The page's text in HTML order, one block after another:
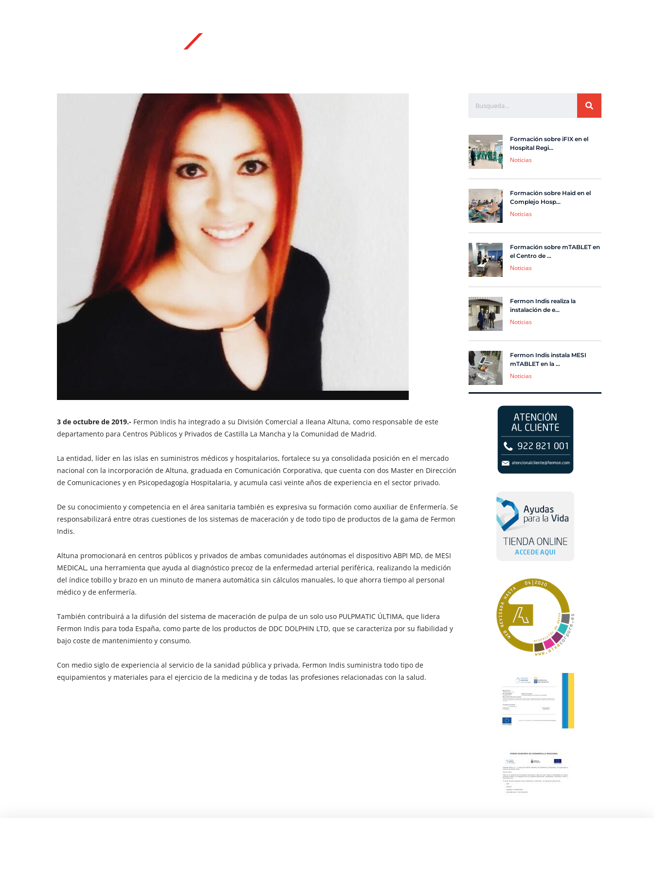
3 de octubre de 2019.- Fermon Indis ha integrado a su División Comercial a Ileana Altuna, como responsable de este
departamento para Centros Públicos y Privados de Castilla La Mancha y la Comunidad de Madrid.
La entidad, líder en las islas en suministros médicos y hospitalarios, fortalece su ya consolidada posición en el mercado
nacional con la incorporación de Altuna, graduada en Comunicación Corporativa, que cuenta con dos Master en Dirección
de Comunicaciones y en Psicopedagogía Hospitalaria, y acumula casi veinte años de experiencia en el sector privado.
De su conocimiento y competencia en el área sanitaria también es expresiva su formación como auxiliar de Enfermería. Se
responsabilizará entre otras cuestiones de los sistemas de maceración y de todo tipo de productos de la gama de Fermon
Indis.
Altuna promocionará en centros públicos y privados de ambas comunidades autónomas el dispositivo ABPI MD, de MESI
MEDICAL, una herramienta que ayuda al diagnóstico precoz de la enfermedad arterial periférica, realizando la medición
del índice tobillo y brazo en un minuto de manera automática sin cálculos manuales, lo que ahorra tiempo al personal
médico y de enfermería.
También contribuirá a la difusión del sistema de maceración de pulpa de un solo uso PULPMATIC ÚLTIMA, que lidera
Fermon Indis para toda España, como parte de los productos de DDC DOLPHIN LTD, que se caracteriza por su fiabilidad y
bajo coste de mantenimiento y consumo.
Con medio siglo de experiencia al servicio de la sanidad pública y privada, Fermon Indis suministra todo tipo de
equipamientos y materiales para el ejercicio de la medicina y de todas las profesiones relacionadas con la salud.
Formación sobre iFIX en el
Hospital Regi...
Noticias
Formación sobre Haid en el
Complejo Hosp...
Noticias
Formación sobre mTABLET en
el Centro de ...
Noticias
Fermon Indis realiza la
instalación de e...
Noticias
Fermon Indis instala MESI
mTABLET en la ...
Noticias